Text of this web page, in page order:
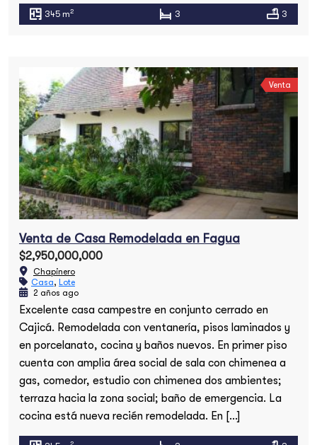
345 m2 3 3
Venta
Venta de Casa Remodelada en Fagua
$2,950,000,000
Chapinero
Casa, Lote
2 años ago
Excelente casa campestre en conjunto cerrado en
Cajicá. Remodelada con ventanería, pisos laminados y
en porcelanato, cocina y baños nuevos. En primer piso
cuenta con amplia área social de sala con chimenea a
gas, comedor, estudio con chimenea dos ambientes;
terraza hacia la zona social; baño de emergencia. La
cocina está nueva recién remodelada. En […]